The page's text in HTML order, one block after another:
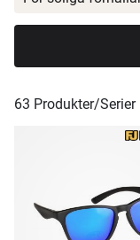
63 Produkter/Serier